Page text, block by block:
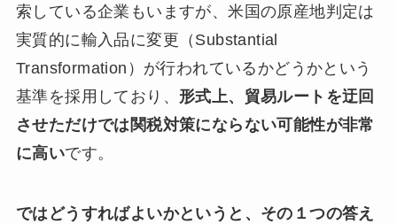
索している企業もいますが、米国の原産地判定は
実質的に輸入品に変更（Substantial
Transformation）が行われているかどうかという
基準を採用しており、 形式上、貿易ルートを迂回
させただけでは関税対策にならない可能性が非常
に高いです。
ではどうすればよいかというと、その１つの答え